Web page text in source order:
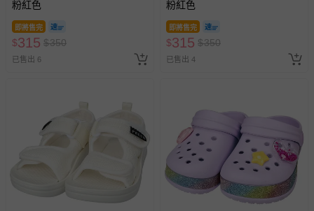
粉紅色
即將售完
$315 $350
已售出 6
粉紅色
即將售完
$315 $350
已售出 4